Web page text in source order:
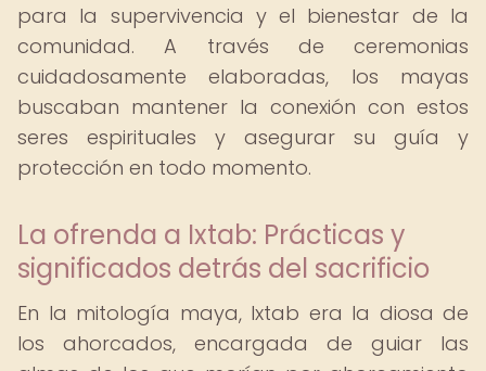
para la supervivencia y el bienestar de la
comunidad. A través de ceremonias
cuidadosamente elaboradas, los mayas
buscaban mantener la conexión con estos
seres espirituales y asegurar su guía y
protección en todo momento.
La ofrenda a Ixtab: Prácticas y
significados detrás del sacrificio
En la mitología maya, Ixtab era la diosa de
los ahorcados, encargada de guiar las